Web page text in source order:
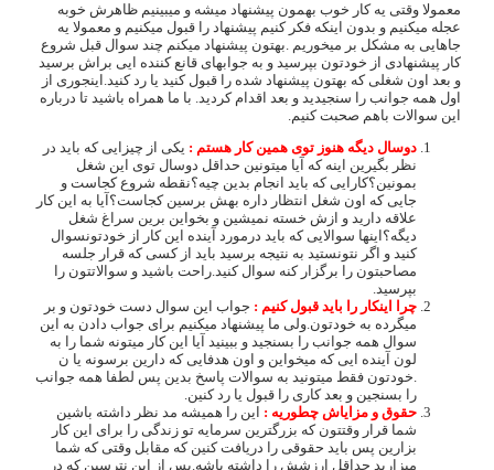
معمولا وقتی یه کار خوب بهمون پیشنهاد میشه و میبینیم ظاهرش خوبه
عجله میکنیم و بدون اینکه فکر کنیم پیشنهاد را قبول میکنیم و معمولا یه
جاهایی به مشکل بر میخوریم .بهتون پیشنهاد میکنم چند سوال قبل شروع
کار پیشنهادی از خودتون بپرسید و به جوابهای قانع کننده ایی براش برسید
و بعد اون شغلی که بهتون پیشنهاد شده را قبول کنید یا رد کنید.اینجوری از
اول همه جوانب را سنجیدید و بعد اقدام کردید. با ما همراه باشید تا درباره
این سوالات باهم صحبت کنیم.
دوسال دیگه هنوز توی همین کار هستم : یکی از چیزایی که باید در
نظر بگیرین اینه که آیا میتونین حداقل دوسال توی این شغل
بمونین؟کارایی که باید انجام بدین چیه؟نقطه شروع کجاست و
جایی که اون شغل انتظار داره بهش برسین کجاست؟آیا به این کار
علاقه دارید و ازش خسته نمیشین و بخواین برین سراغ شغل
دیگه؟اینها سوالایی که باید درمورد آینده این کار از خودتونسوال
کنید و اگر نتونستید به نتیجه برسید باید از کسی که قرار جلسه
مصاحبتون را برگزار کنه سوال کنید.راحت باشید و سوالاتتون را
بپرسید.
چرا اینکار را باید قبول کنیم : جواب این سوال دست خودتون و بر
میگرده به خودتون.ولی ما پیشنهاد میکنیم برای جواب دادن به این
سوال همه جوانب را بسنجید و ببینید آیا این کار میتونه شما را به
لون آینده ایی که میخواین و اون هدفایی که دارین برسونه یا ن
.خودتون فقط میتونید به سوالات پاسخ بدین پس لطفا همه جوانب
را بسنجین و بعد کاری را قبول یا رد کنین.
حقوق و مزایاش چطوریه : این را همیشه مد نظر داشته باشین
شما قرار وقتتون که بزرگترین سرمایه تو زندگی را برای این کار
بزارین پس باید حقوقی را دریافت کنین که مقابل وقتی که شما
میزارید حداقل ارزشش را داشته باشه.پس از این نترسین که در